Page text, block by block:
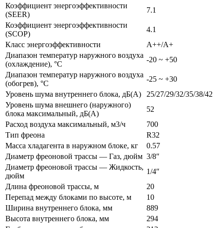
Коэффициент энергоэффективности
(SEER)
7.1
Коэффициент энергоэффективности
(SCOP)
4.1
Класс энергоэффективности
A++/A+
Диапазон температур наружного воздуха
(охлаждение), °С
-20 ~ +50
Диапазон температур наружного воздуха
(обогрев), °С
-25 ~ +30
Уровень шума внутреннего блока, дБ(А)
25/27/29/32/35/38/42
Уровень шума внешнего (наружного)
блока максимальный, дБ(А)
52
Расход воздуха максимальный, м3/ч
700
Тип фреона
R32
Масса хладагента в наружном блоке, кг
0.57
Диаметр фреоновой трассы — Газ, дюйм 3/8″
Диаметр фреоновой трассы — Жидкость,
дюйм
1/4″
Длина фреоновой трассы, м
20
Перепад между блоками по высоте, м
10
Ширина внутреннего блока, мм
889
Высота внутреннего блока, мм
294